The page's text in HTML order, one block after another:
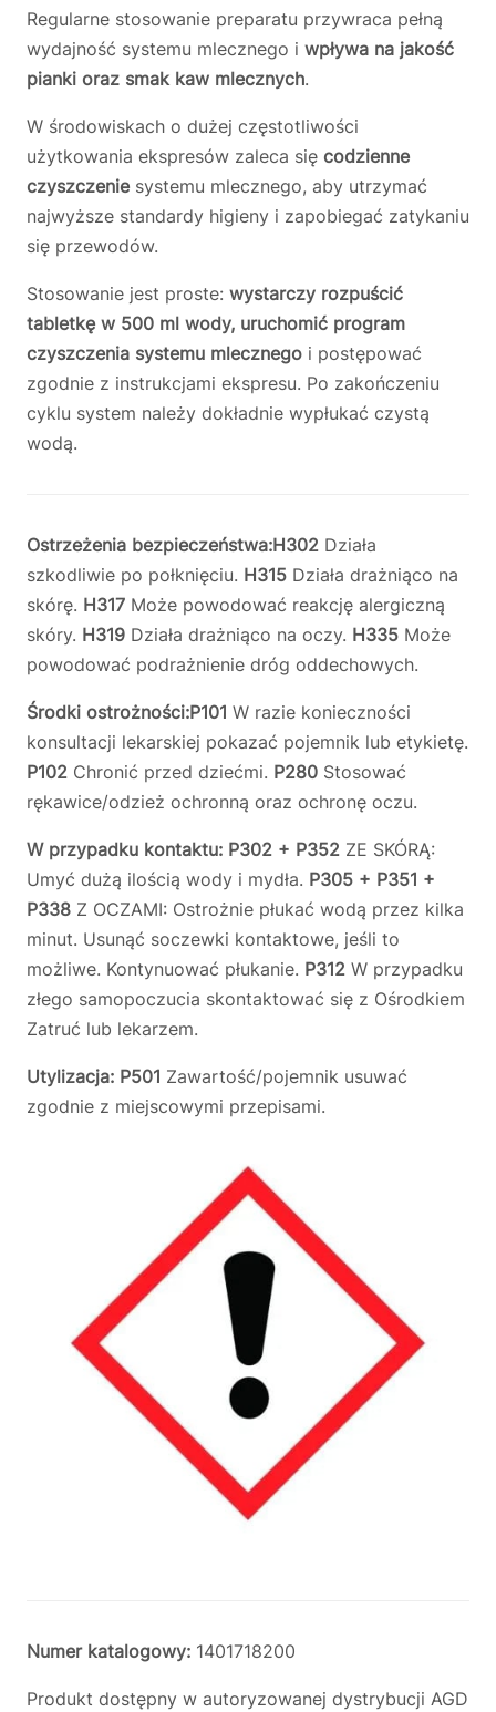
Regularne stosowanie preparatu przywraca pełną
wydajność systemu mlecznego i wpływa na jakość
pianki oraz smak kaw mlecznych.
W środowiskach o dużej częstotliwości
użytkowania ekspresów zaleca się codzienne
czyszczenie systemu mlecznego, aby utrzymać
najwyższe standardy higieny i zapobiegać zatykaniu
się przewodów.
Stosowanie jest proste: wystarczy rozpuścić
tabletkę w 500 ml wody, uruchomić program
czyszczenia systemu mlecznego i postępować
zgodnie z instrukcjami ekspresu. Po zakończeniu
cyklu system należy dokładnie wypłukać czystą
wodą.
Ostrzeżenia bezpieczeństwa:H302 Działa
szkodliwie po połknięciu. H315 Działa drażniąco na
skórę. H317 Może powodować reakcję alergiczną
skóry. H319 Działa drażniąco na oczy. H335 Może
powodować podrażnienie dróg oddechowych.
Środki ostrożności:P101 W razie konieczności
konsultacji lekarskiej pokazać pojemnik lub etykietę.
P102 Chronić przed dziećmi. P280 Stosować
rękawice/odzież ochronną oraz ochronę oczu.
W przypadku kontaktu: P302 + P352 ZE SKÓRĄ:
Umyć dużą ilością wody i mydła. P305 + P351 +
P338 Z OCZAMI: Ostrożnie płukać wodą przez kilka
minut. Usunąć soczewki kontaktowe, jeśli to
możliwe. Kontynuować płukanie. P312 W przypadku
złego samopoczucia skontaktować się z Ośrodkiem
Zatruć lub lekarzem.
Utylizacja: P501 Zawartość/pojemnik usuwać
zgodnie z miejscowymi przepisami.
Numer katalogowy: 1401718200
Produkt dostępny w autoryzowanej dystrybucji AGD